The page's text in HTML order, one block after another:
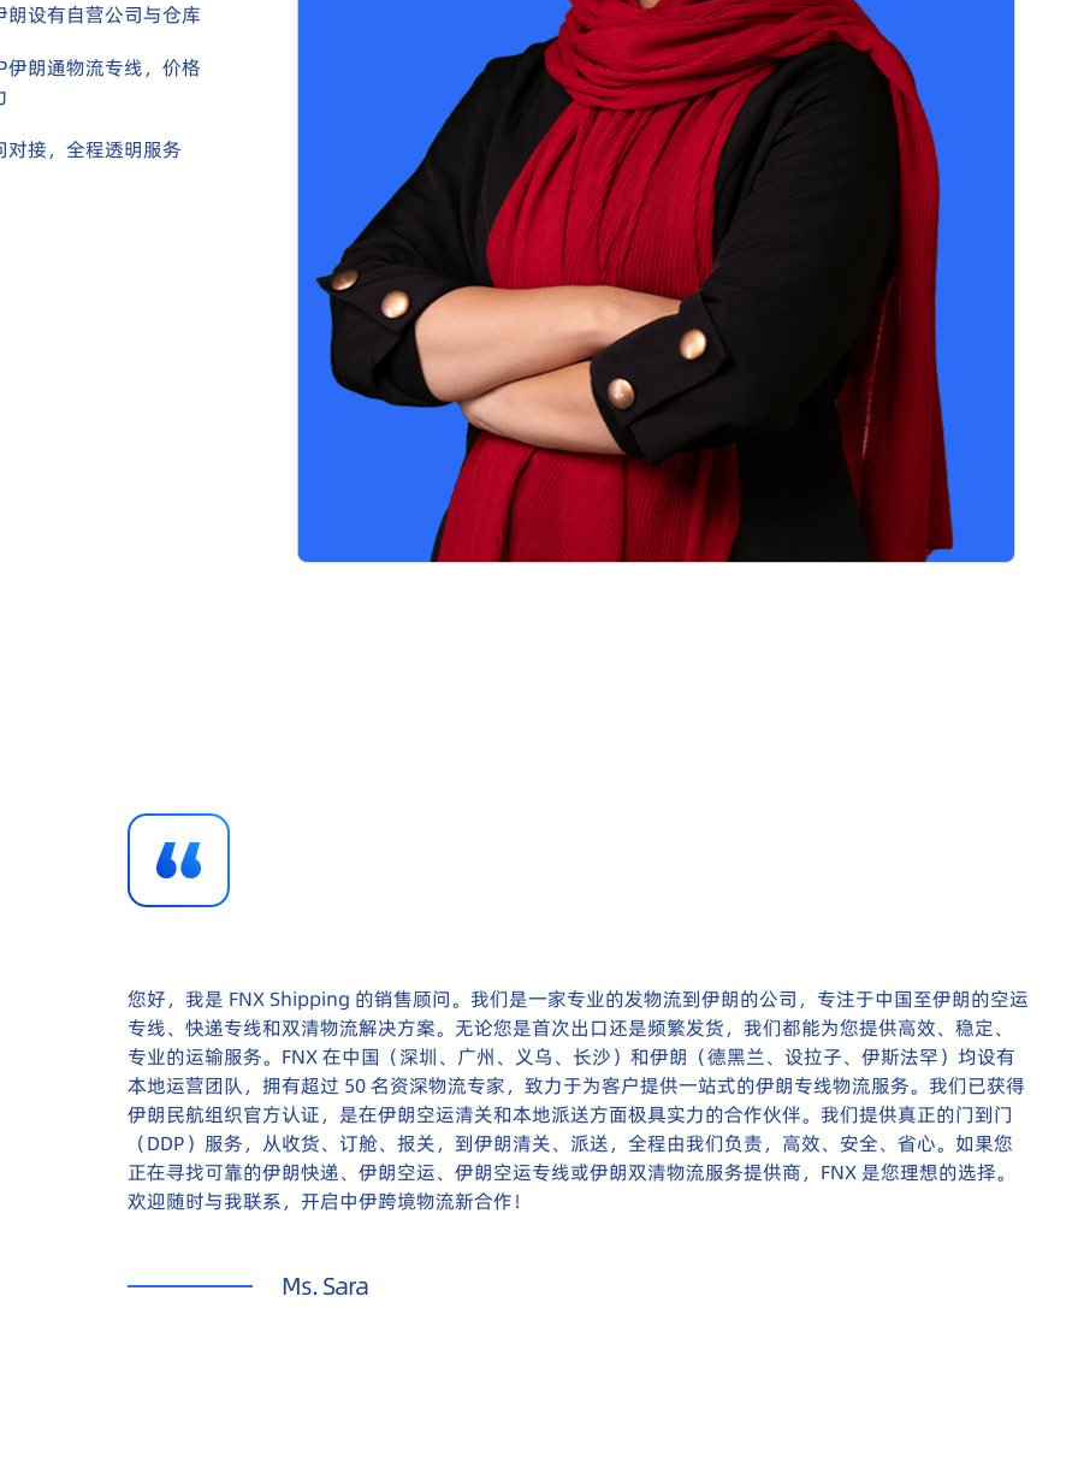
朗设有自营公司与仓库
伊朗通物流专线，价格
对接，全程透明服务
您好，我是 FNX Shipping 的销售顾问。我们是一家专业的发物流到伊朗的公司，专注于中国至伊朗的空运
专线、快递专线和双清物流解决方案。无论您是首次出口还是频繁发货，我们都能为您提供高效、稳定、
专业的运输服务。FNX 在中国（深圳、广州、义乌、长沙）和伊朗（德黑兰、设拉子、伊斯法罕）均设有
本地运营团队，拥有超过 50 名资深物流专家，致力于为客户提供一站式的伊朗专线物流服务。我们已获得
伊朗民航组织官方认证，是在伊朗空运清关和本地派送方面极具实力的合作伙伴。我们提供真正的门到门
（DDP）服务，从收货、订舱、报关，到伊朗清关、派送，全程由我们负责，高效、安全、省心。如果您
正在寻找可靠的伊朗快递、伊朗空运、伊朗空运专线或伊朗双清物流服务提供商，FNX 是您理想的选择。
欢迎随时与我联系，开启中伊跨境物流新合作！
Ms. Sara